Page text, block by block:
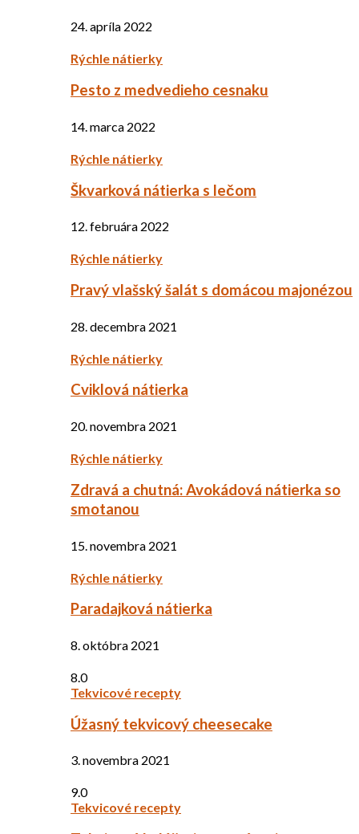
24. apríla 2022
Rýchle nátierky
Pesto z medvedieho cesnaku
14. marca 2022
Rýchle nátierky
Škvarková nátierka s lečom
12. februára 2022
Rýchle nátierky
Pravý vlašský šalát s domácou majonézou
28. decembra 2021
Rýchle nátierky
Cviklová nátierka
20. novembra 2021
Rýchle nátierky
Zdravá a chutná: Avokádová nátierka so
smotanou
15. novembra 2021
Rýchle nátierky
Paradajková nátierka
8. októbra 2021
8.0
Tekvicové recepty
Úžasný tekvicový cheesecake
3. novembra 2021
9.0
Tekvicové recepty